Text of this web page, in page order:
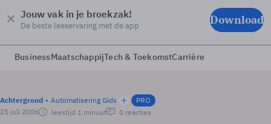
Jouw vak in je broekzak!
De beste leeservaring met de app Download
BusinessMaatschappijTech & ToekomstCarrière
Achtergrond Automatisering Gids
PRO
25 juli 2006
leestijd 1 minuut 0 reacties